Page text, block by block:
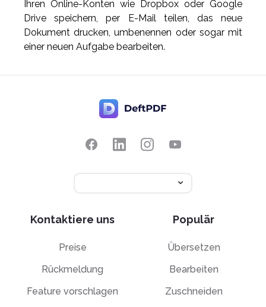
Ihren Online-Konten wie Dropbox oder Google
Drive speichern, per E-Mail teilen, das neue
Dokument drucken, umbenennen oder sogar mit
einer neuen Aufgabe bearbeiten.
Kontaktiere uns
Preise
Rückmeldung
Feature vorschlagen
Populär
Übersetzen
Bearbeiten
Zuschneiden